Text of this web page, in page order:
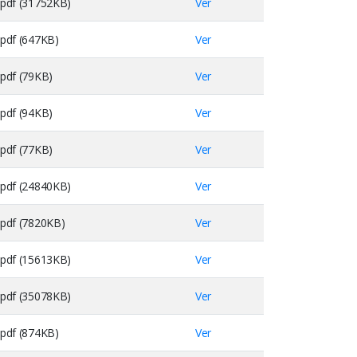
pdf (647KB) Ver
pdf (79KB) Ver
pdf (94KB) Ver
pdf (77KB) Ver
pdf (24840KB) Ver
pdf (7820KB) Ver
pdf (15613KB) Ver
pdf (35078KB) Ver
pdf (874KB) Ver